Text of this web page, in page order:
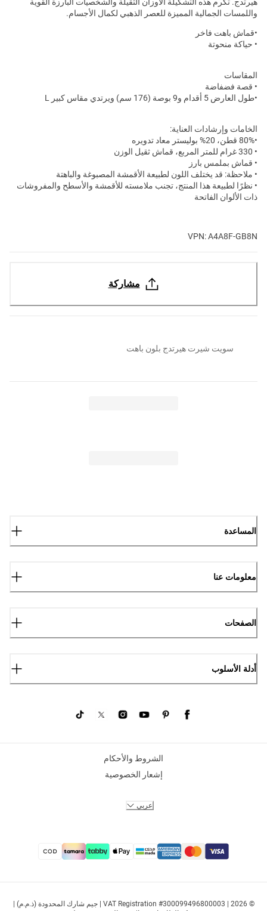
واللمسات الجمالية المميزة للعصر الذهبي لكمال الأجسام.
•قماش باهت فاخر
• حياكة منحوتة
المقاسات
• قصة فضفاضة
•طول العارض 5 أقدام و9 بوصة (176 سم) ويرتدي مقاس كبير L
الخامات وإرشادات العناية:
•80% قطن، 20% بوليستر معاد تدويره
• 330 غرام للمتر المربع، قماش ثقيل الوزن
• قماش بملمس بارز
• ملاحظة: قد يختلف اللون لطبيعة الأقمشة المصبوغة والباهتة
• نظرًا لطبيعة هذا المنتج، تجنب ملامسته للأقمشة والأسطح والمفروشات
ذات الألوان الفاتحة
VPN: A4A8F-GB8N
مشاركة
سويت شيرت هيرتدج بلون باهت
المساعدة
معلومات عنا
الصفحات
أدلة الأسلوب
© 2026 | VAT Registration #300099496800003 | جيم شارك المحدودة (ذ.م.م) |
الشروط والأحكام
إشعار الخصوصية
عربي